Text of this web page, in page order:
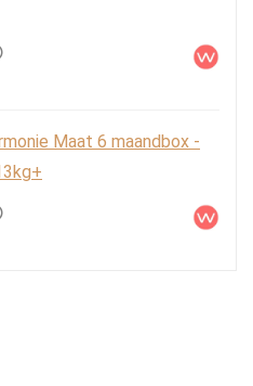
Maat 6 maandbox -